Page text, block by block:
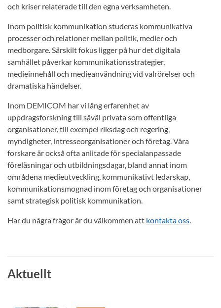
och kriser relaterade till den egna verksamheten.
Inom politisk kommunikation studeras kommunikativa
processer och relationer mellan politik, medier och
medborgare. Särskilt fokus ligger på hur det digitala
samhället påverkar kommunikationsstrategier,
medieinnehåll och medieanvändning vid valrörelser och
dramatiska händelser.
Inom DEMICOM har vi lång erfarenhet av
uppdragsforskning till såväl privata som offentliga
organisationer, till exempel riksdag och regering,
myndigheter, intresseorganisationer och företag. Våra
forskare är också ofta anlitade för specialanpassade
föreläsningar och utbildningsdagar, bland annat inom
områdena medieutveckling, kommunikativt ledarskap,
kommunikationsmognad inom företag och organisationer
samt strategisk politisk kommunikation.
Har du några frågor är du välkommen att kontakta oss.
Aktuellt